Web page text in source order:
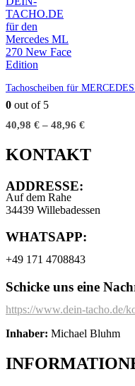
Tachoscheiben für
0 out of 5
40,98 € – 48,96 €
KONTAKT
ADDRESSE:
Auf dem Rahe
34439 Willebadessen
WHATSAPP:
+49 171 4708843
Schicke uns eine
https://www.dein-tacho.de/
Inhaber: Michael Bluhm